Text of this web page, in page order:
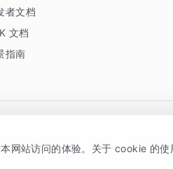
者文档
文档
指南
网站访问的体验。关于 cookie 的